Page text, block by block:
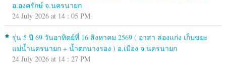
อ.องครักษ์ จ.นครนายก
24 July 2026 at 14 : 05 PM
รุ่น 5 ปี 69 วันอาทิตย์ที่ 16 สิงหาคม 2569 ( อาสา ล่องแก่ง เก็บขยะ
แม่น้ำนครนายก + น้ำตกนางรอง ) อ.เมือง จ.นครนายก
24 July 2026 at 14 : 27 PM